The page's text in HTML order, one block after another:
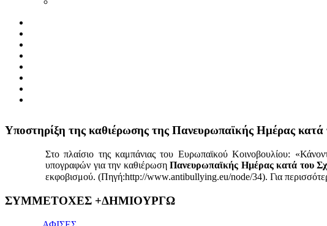
Yποστηρίξη της καθιέρωσης της Πανευρωπαϊκής Ημέρας
Στο πλαίσιο της καμπάνιας του Ευρωπαϊκού Κοινοβουλίου:
υπογραφών για την καθιέρωσηΠανευρωπαϊκής Ημέρας κατά του
εκφοβισμού. (Πηγή:http://www.antibullying.eu/node/34). Για
1x
ΣΥΜΜΕΤΟΧΕΣ +ΔΗΜΙΟΥΡΓΩ